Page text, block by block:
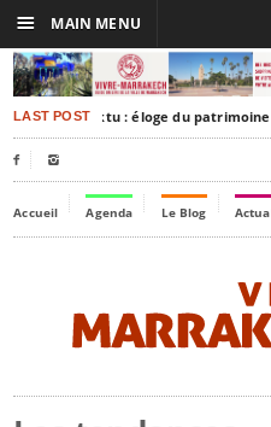
LAST POST
Timbuktu : éloge du patrimoine
 
Accueil Agenda Le Blog
☰ MAIN MENU